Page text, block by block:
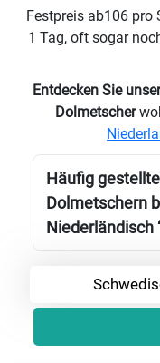
Festpreis ab106 pro
1 Tag, oft sogar
Entdecken Sie
Dolmetscher
Häufig
Dolmetschern
Niederländisch